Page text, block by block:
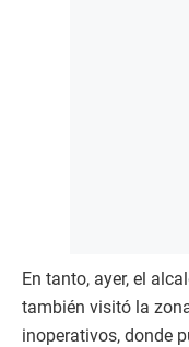
En tanto, ayer, el
también visitó la
inoperativos, donde